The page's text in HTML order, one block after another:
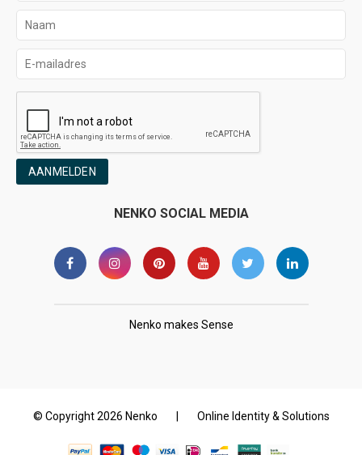
AANMELDEN
NENKO SOCIAL MEDIA
Nenko makes Sense
© Copyright 2026 Nenko Online Identity & Solutions